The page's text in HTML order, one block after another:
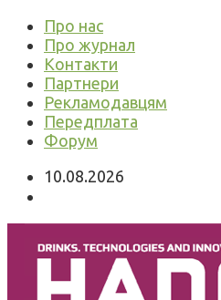
Про нас
Про журнал
Контакти
Партнери
Рекламодавцям
Передплата
Форум
10.08.2026